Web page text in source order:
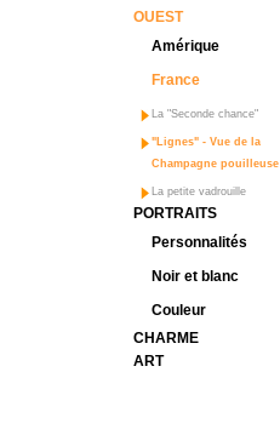
OUEST
Amérique
France
La "Seconde chance"
"Lignes" - Vue de la
Champagne pouilleuse
La petite vadrouille
PORTRAITS
Personnalités
Noir et blanc
Couleur
CHARME
ART